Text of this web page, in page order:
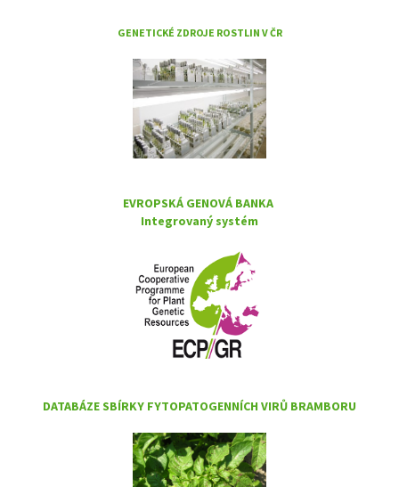
GENETICKÉ ZDROJE ROSTLIN V ČR
EVROPSKÁ GENOVÁ BANKA
Integrovaný systém
DATABÁZE SBÍRKY FYTOPATOGENNÍCH VIRŮ BRAMBORU